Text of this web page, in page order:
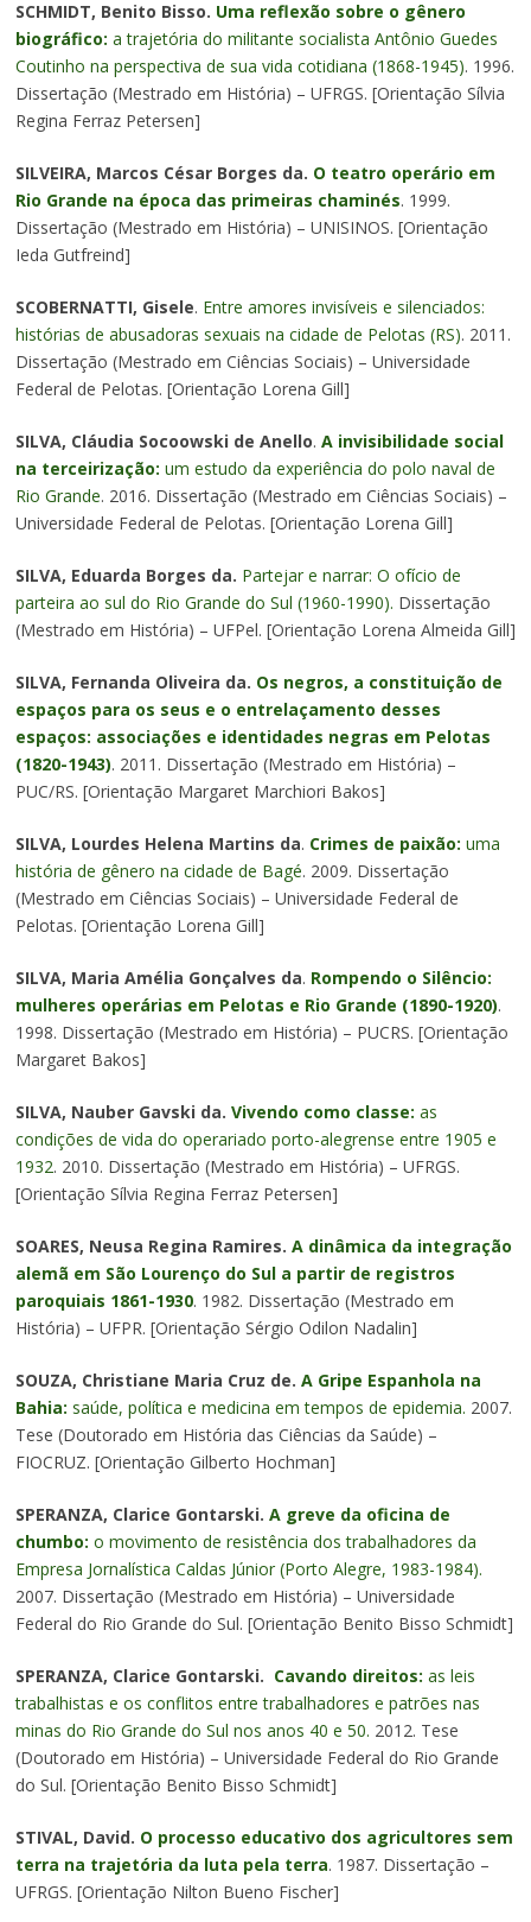
SCHMIDT, Benito Bisso. Uma reflexão sobre o gênero
biográfico: a trajetória do militante socialista Antônio Guedes
Coutinho na perspectiva de sua vida cotidiana (1868-1945). 1996.
Dissertação (Mestrado em História) – UFRGS. [Orientação Sílvia
Regina Ferraz Petersen]
SILVEIRA, Marcos César Borges da. O teatro operário em
Rio Grande na época das primeiras chaminés. 1999.
Dissertação (Mestrado em História) – UNISINOS. [Orientação
Ieda Gutfreind]
SCOBERNATTI, Gisele. Entre amores invisíveis e silenciados:
histórias de abusadoras sexuais na cidade de Pelotas (RS). 2011.
Dissertação (Mestrado em Ciências Sociais) – Universidade
Federal de Pelotas. [Orientação Lorena Gill]
SILVA, Cláudia Socoowski de Anello. A invisibilidade social
na terceirização: um estudo da experiência do polo naval de
Rio Grande. 2016. Dissertação (Mestrado em Ciências Sociais) –
Universidade Federal de Pelotas. [Orientação Lorena Gill]
SILVA, Eduarda Borges da. Partejar e narrar: O ofício de
parteira ao sul do Rio Grande do Sul (1960-1990). Dissertação
(Mestrado em História) – UFPel. [Orientação Lorena Almeida Gill]
SILVA, Fernanda Oliveira da. Os negros, a constituição de
espaços para os seus e o entrelaçamento desses
espaços: associações e identidades negras em Pelotas
(1820-1943). 2011. Dissertação (Mestrado em História) –
PUC/RS. [Orientação Margaret Marchiori Bakos]
SILVA, Lourdes Helena Martins da. Crimes de paixão: uma
história de gênero na cidade de Bagé. 2009. Dissertação
(Mestrado em Ciências Sociais) – Universidade Federal de
Pelotas. [Orientação Lorena Gill]
SILVA, Maria Amélia Gonçalves da. Rompendo o Silêncio:
mulheres operárias em Pelotas e Rio Grande (1890-1920).
1998. Dissertação (Mestrado em História) – PUCRS. [Orientação
Margaret Bakos]
SILVA, Nauber Gavski da. Vivendo como classe: as
condições de vida do operariado porto-alegrense entre 1905 e
1932. 2010. Dissertação (Mestrado em História) – UFRGS.
[Orientação Sílvia Regina Ferraz Petersen]
SOARES, Neusa Regina Ramires. A dinâmica da integração
alemã em São Lourenço do Sul a partir de registros
paroquiais 1861-1930. 1982. Dissertação (Mestrado em
História) – UFPR. [Orientação Sérgio Odilon Nadalin]
SOUZA, Christiane Maria Cruz de. A Gripe Espanhola na
Bahia: saúde, política e medicina em tempos de epidemia. 2007.
Tese (Doutorado em História das Ciências da Saúde) –
FIOCRUZ. [Orientação Gilberto Hochman]
SPERANZA, Clarice Gontarski. A greve da oficina de
chumbo: o movimento de resistência dos trabalhadores da
Empresa Jornalística Caldas Júnior (Porto Alegre, 1983-1984).
2007. Dissertação (Mestrado em História) – Universidade
Federal do Rio Grande do Sul. [Orientação Benito Bisso Schmidt]
SPERANZA, Clarice Gontarski. Cavando direitos: as leis
trabalhistas e os conflitos entre trabalhadores e patrões nas
minas do Rio Grande do Sul nos anos 40 e 50. 2012. Tese
(Doutorado em História) – Universidade Federal do Rio Grande
do Sul. [Orientação Benito Bisso Schmidt]
STIVAL, David. O processo educativo dos agricultores sem
terra na trajetória da luta pela terra. 1987. Dissertação –
UFRGS. [Orientação Nilton Bueno Fischer]